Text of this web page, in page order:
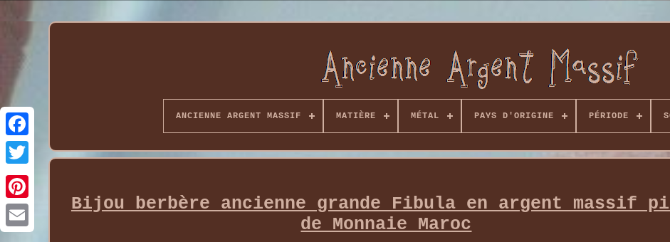
ANCIENNE ARGENT MASSIF MATIÈRE MÉTAL PAYS D'ORIGINE PÉRIODE
Bijou berbère ancienne grande Fibula en argent massif
de Monnaie Maroc